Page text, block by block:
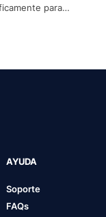
para
AYUDA
Soporte
FAQs